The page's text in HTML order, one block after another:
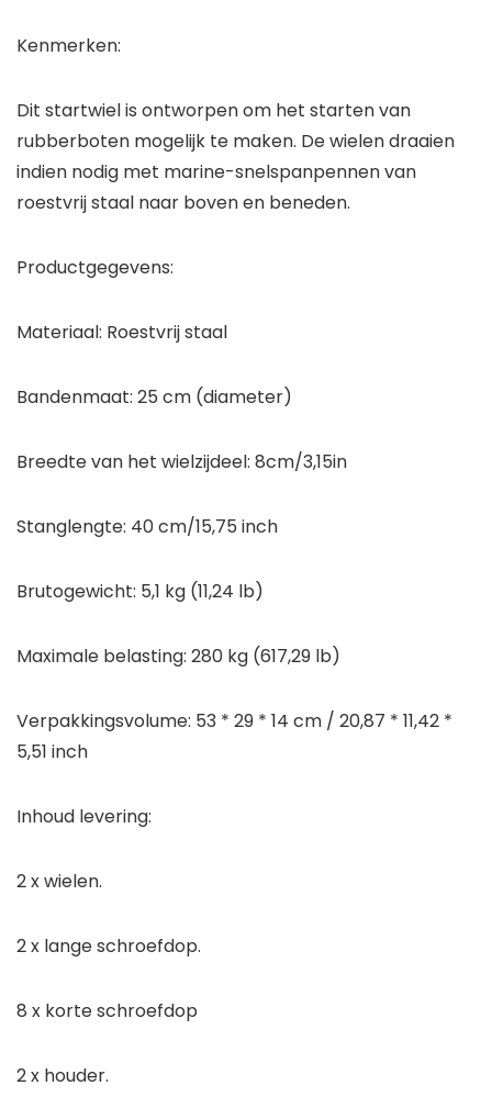
Kenmerken:
Dit startwiel is ontworpen om het starten van
rubberboten mogelijk te maken. De wielen draaien
indien nodig met marine-snelspanpennen van
roestvrij staal naar boven en beneden.
Productgegevens:
Materiaal: Roestvrij staal
Bandenmaat: 25 cm (diameter)
Breedte van het wielzijdeel: 8cm/3,15in
Stanglengte: 40 cm/15,75 inch
Brutogewicht: 5,1 kg (11,24 lb)
Maximale belasting: 280 kg (617,29 lb)
Verpakkingsvolume: 53 * 29 * 14 cm / 20,87 * 11,42 *
5,51 inch
Inhoud levering:
2 x wielen.
2 x lange schroefdop.
8 x korte schroefdop
2 x houder.